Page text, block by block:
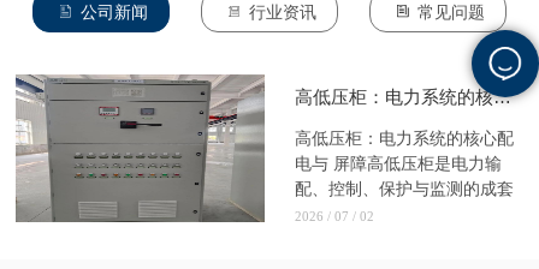
公司新闻 行业资讯 常见问题
高低压柜：电力系统的核心配电与 屏障
高低压柜：电力系统的核心配
电与 屏障高低压柜是电力输
配、控制、保护与监测的成套
核心...
2026 / 07 / 02